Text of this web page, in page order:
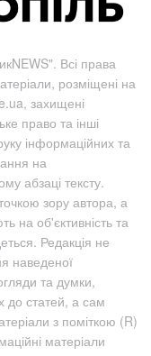
Всі права
розміщені на
захищені
право та інші
інформаційних та
на
абзаці тексту.
зору автора, а
на об'єктивність та
Редакція не
наведеної
та думки,
до статей, а сам
з поміткою (R)
матеріали